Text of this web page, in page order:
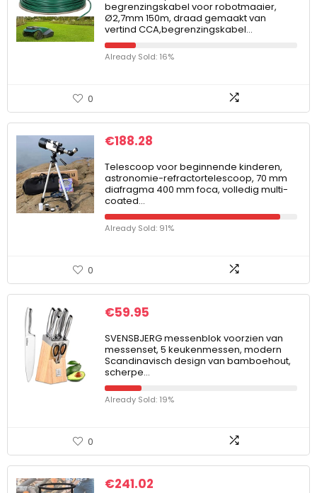
begrenzingskabel voor robotmaaier,
Ø2,7mm 150m, draad gemaakt van
vertind CCA,begrenzingskabel…
Already Sold: 16%
0
€188.28
Telescoop voor beginnende kinderen,
astronomie-refractortelescoop, 70 mm
diafragma 400 mm foca, volledig multi-
coated…
Already Sold: 91%
0
€59.95
SVENSBJERG messenblok voorzien van
messenset, 5 keukenmessen, modern
Scandinavisch design van bamboehout,
scherpe…
Already Sold: 19%
0
€241.02